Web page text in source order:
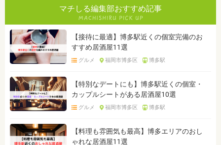
マチしる編集部おすすめ記事
【接待に最適】博多駅近くの個室完備のお
すすめ居酒屋11選
グルメ 福岡市博多区 博多駅
【特別なデートにも】博多駅近くの個室・
カップルシートがある居酒屋10選
グルメ 福岡市博多区 博多駅
【料理も雰囲気も最高】博多エリアのおし
ゃれな居酒屋11選